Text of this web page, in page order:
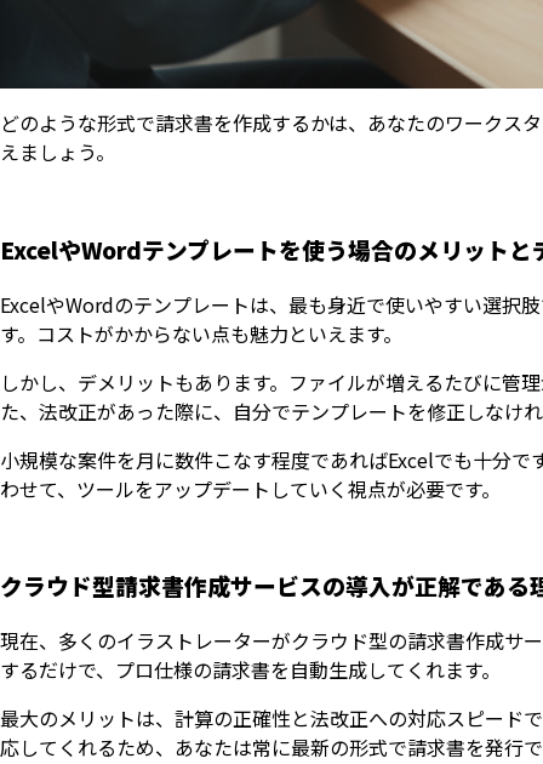
どのような形式で請求書を作成するかは、あなたのワークス
えましょう。
ExcelやWordテンプレートを使う場合のメリットと
ExcelやWordのテンプレートは、最も身近で使いやすい選択
す。コストがかからない点も魅力といえます。
しかし、デメリットもあります。ファイルが増えるたびに管
た、法改正があった際に、自分でテンプレートを修正しなけ
小規模な案件を月に数件こなす程度であればExcelでも十分
わせて、ツールをアップデートしていく視点が必要です。
クラウド型請求書作成サービスの導入が正解である
現在、多くのイラストレーターがクラウド型の請求書作成サ
するだけで、プロ仕様の請求書を自動生成してくれます。
最大のメリットは、計算の正確性と法改正への対応スピード
応してくれるため、あなたは常に最新の形式で請求書を発行